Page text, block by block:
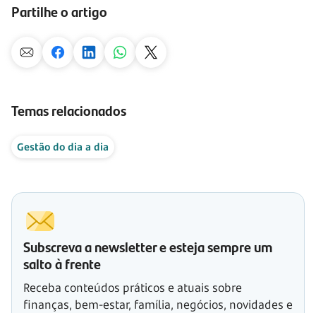
Partilhe o artigo
Temas relacionados
Gestão do dia a dia
Subscreva a newsletter e esteja sempre um
salto à frente
Receba conteúdos práticos e atuais sobre
finanças, bem-estar, família, negócios, novidades e